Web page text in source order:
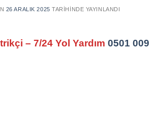
26 ARALIK 2025 TARIHINDE YAYINLANDI
– 7/24 Yol Yardım 0501 009